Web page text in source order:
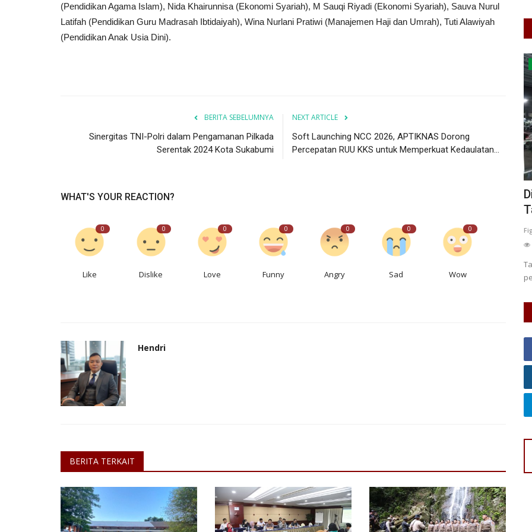
(Pendidikan Agama Islam), Nida Khairunnisa (Ekonomi Syariah), M Sauqi Riyadi (Ekonomi Syariah), Sauva Nurul
Latifah (Pendidikan Guru Madrasah Ibtidaiyah), Wina Nurlani Pratiwi (Manajemen Haji dan Umrah), Tuti Alawiyah
(Pendidikan Anak Usia Dini).
BERITA SEBELUMNYA
Sinergitas TNI-Polri dalam Pengamanan Pilkada
Serentak 2024 Kota Sukabumi
NEXT ARTICLE
Soft Launching NCC 2026, APTIKNAS Dorong
Percepatan RUU KKS untuk Memperkuat Kedaulatan...
WHAT'S YOUR REACTION?
0
Like
0
Dislike
0
Love
0
Funny
0
Angry
0
Sad
0
Wow
Hendri
BERITA TERKAIT
Peluncuran Pemilihan Kepala Daerah
INDRA W N Jun 8, 2024 Jawa Barat KOTA SUKABUMI 0
Laporkan
Sella Nur Rahmawati Apr 15, 2026 Jawa Timur
KAB. MALANG
0
70 Laporkan
bersama tim Neuraworks berlangsung...